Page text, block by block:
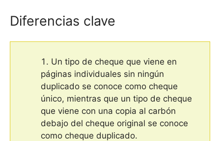
Diferencias clave
Un tipo de cheque que viene en
páginas individuales sin ningún
duplicado se conoce como cheque
único, mientras que un tipo de cheque
que viene con una copia al carbón
debajo del cheque original se conoce
como cheque duplicado.